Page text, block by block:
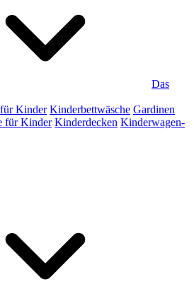
Das
Kinder Kinderbettwäsche Gardinen
für Kinder Kinderdecken Kinderwagen-